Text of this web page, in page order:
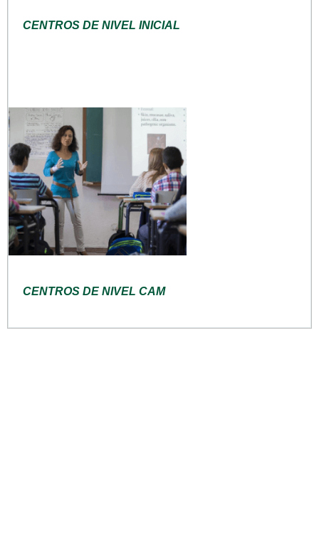
CENTROS DE NIVEL INICIAL
CENTROS DE NIVEL CAM